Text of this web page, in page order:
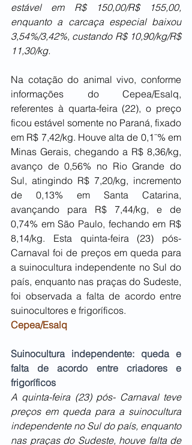
estável em R$ 150,00/R$ 155,00,
enquanto a carcaça especial baixou
3,54%/3,42%, custando R$ 10,90/kg/R$
11,30/kg.
Na cotação do animal vivo, conforme
informações do Cepea/Esalq,
referentes à quarta-feira (22), o preço
ficou estável somente no Paraná, fixado
em R$ 7,42/kg. Houve alta de 0,1¨% em
Minas Gerais, chegando a R$ 8,36/kg,
avanço de 0,56% no Rio Grande do
Sul, atingindo R$ 7,20/kg, incremento
de 0,13% em Santa Catarina,
avançando para R$ 7,44/kg, e de
0,74% em São Paulo, fechando em R$
8,14/kg. Esta quinta-feira (23) pós-
Carnaval foi de preços em queda para
a suinocultura independente no Sul do
país, enquanto nas praças do Sudeste,
foi observada a falta de acordo entre
suinocultores e frigoríficos.
Cepea/Esalq
Suinocultura independente: queda e
falta de acordo entre criadores e
frigoríficos
A quinta-feira (23) pós- Carnaval teve
preços em queda para a suinocultura
independente no Sul do país, enquanto
nas praças do Sudeste, houve falta de